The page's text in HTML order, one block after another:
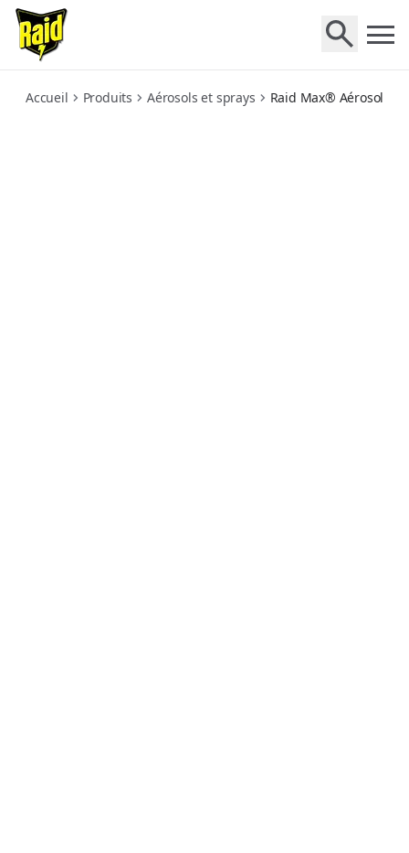
max-anti-mouches-et-anti-moustiques
Accueil Produits Aérosols et sprays Raid Max® Aérosol